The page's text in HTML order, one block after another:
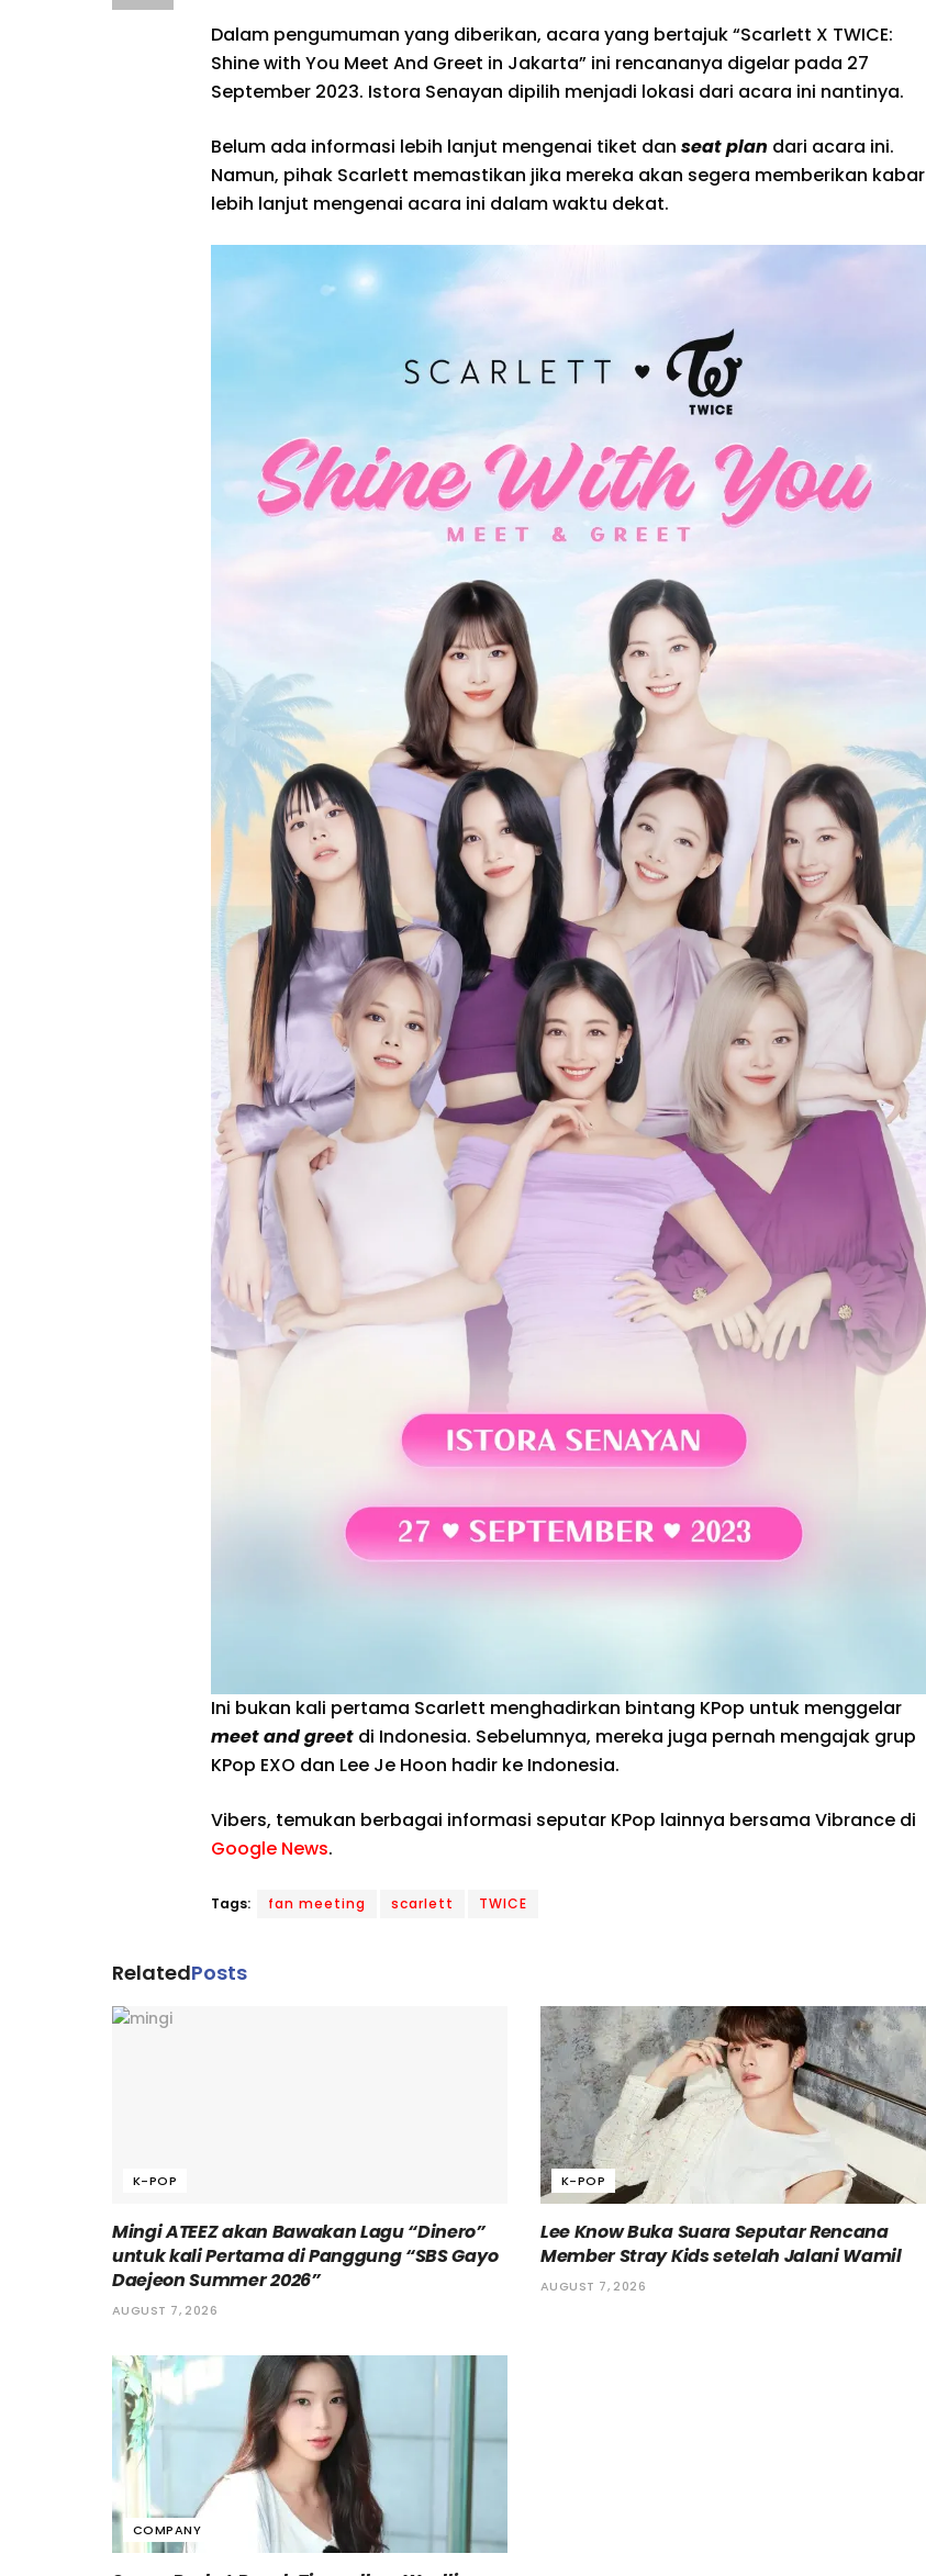
Dalam pengumuman yang diberikan, acara yang bertajuk “Scarlett X TWICE:
Shine with You Meet And Greet in Jakarta” ini rencananya digelar pada 27
September 2023. Istora Senayan dipilih menjadi lokasi dari acara ini nantinya.
Belum ada informasi lebih lanjut mengenai tiket dan seat plan dari acara ini.
Namun, pihak Scarlett memastikan jika mereka akan segera memberikan kabar
lebih lanjut mengenai acara ini dalam waktu dekat.
Ini bukan kali pertama Scarlett menghadirkan bintang KPop untuk menggelar
meet and greet di Indonesia. Sebelumnya, mereka juga pernah mengajak grup
KPop EXO dan Lee Je Hoon hadir ke Indonesia.
Vibers, temukan berbagai informasi seputar KPop lainnya bersama Vibrance di
Google News.
Tags: fan meeting scarlett TWICE
RelatedPosts
K-POP
Mingi ATEEZ akan Bawakan Lagu “Dinero”
untuk kali Pertama di Panggung “SBS Gayo
Daejeon Summer 2026”
AUGUST 7, 2026
K-POP
Lee Know Buka Suara Seputar Rencana
Member Stray Kids setelah Jalani Wamil
AUGUST 7, 2026
COMPANY